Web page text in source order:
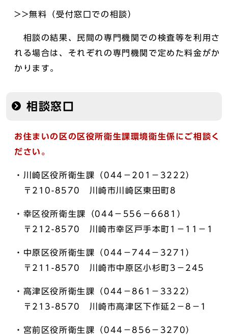
>>無料（受付窓口での相談）
相談の結果、民間の専門機関での検査等を利用さ
れる場合は、それぞれの専門機関で定めた料金がか
かります。
相談窓口
お住まいの区の区役所衛生課環境衛生係にご相談く
ださい。
・川崎区役所衛生課（044－201－3222）
〒210-8570 川崎市川崎区東田町8
・幸区役所衛生課（044－556－6681）
〒212-8570 川崎市幸区戸手本町1－11－1
・中原区役所衛生課（044－744－3271）
〒211-8570 川崎市中原区小杉町3－245
・高津区役所衛生課（044－861－3322）
〒213-8570 川崎市高津区下作延2－8－1
・宮前区役所衛生課（044－856－3270）